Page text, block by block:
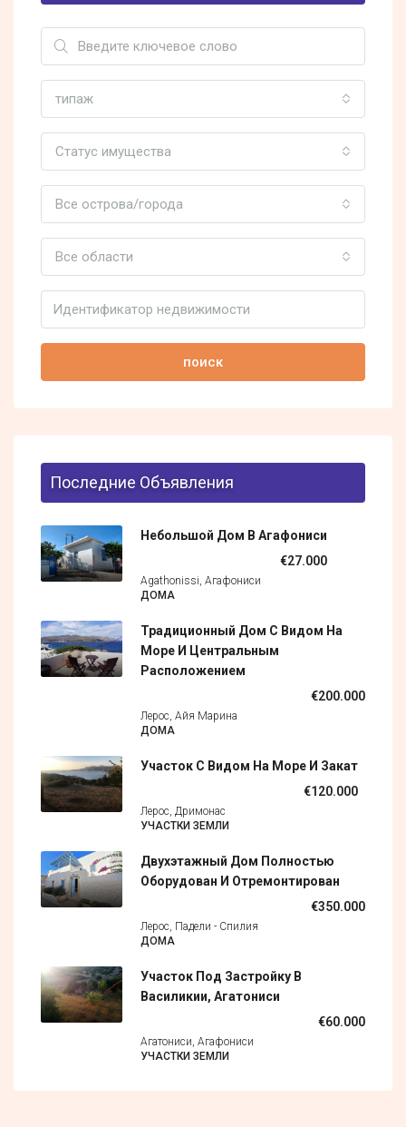
типаж
Статус имущества
Все острова/города
Все области
поиск
Последние Объявления
Небольшой Дом В Агафониси
€27.000
Agathonissi, Агафониси
ДОМА
Традиционный Дом С Видом На
Море И Центральным
Расположением
€200.000
Лерос, Айя Марина
ДОМА
Участок С Видом На Море И Закат
€120.000
Лерос, Дримонас
УЧАСТКИ ЗЕМЛИ
Двухэтажный Дом Полностью
Оборудован И Отремонтирован
€350.000
Лерос, Падели - Спилия
ДОМА
Участок Под Застройку В
Василикии, Агатониси
€60.000
Агатониси, Агафониси
УЧАСТКИ ЗЕМЛИ